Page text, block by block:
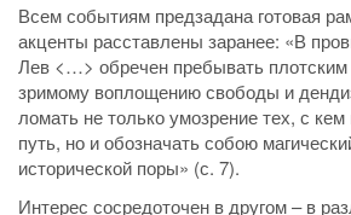
Всем событиям предзадана готовая
акценты расставлены заранее: «В
Лев <…> обречен пребывать
зримому воплощению свободы и
ломать не только умозрение тех, с кем
путь, но и обозначать собою
исторической поры» (с. 7).
Интерес сосредоточен в другом – в